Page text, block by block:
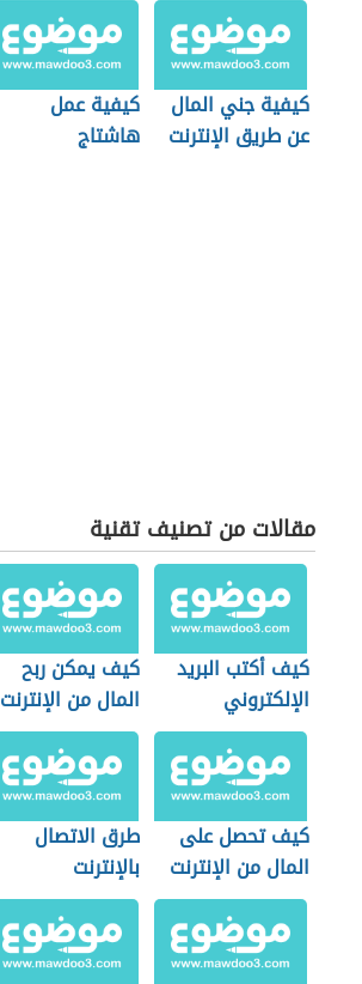
كيفية جني المال
عن طريق الإنترنت
كيفية عمل
هاشتاج
مقالات من تصنيف تقنية
كيف أكتب البريد
الإلكتروني
كيف يمكن ربح
المال من الإنترنت
كيف تحصل على
المال من الإنترنت
طرق الاتصال
بالإنترنت